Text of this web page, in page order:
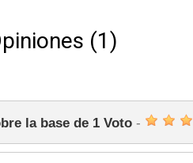
(1)
la base de 1 Voto -